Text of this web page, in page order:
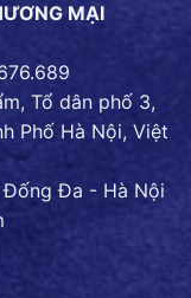
MẠI
Tổ dân phố 3,
Phố Hà Nội, Việt
Đống Đa - Hà Nội